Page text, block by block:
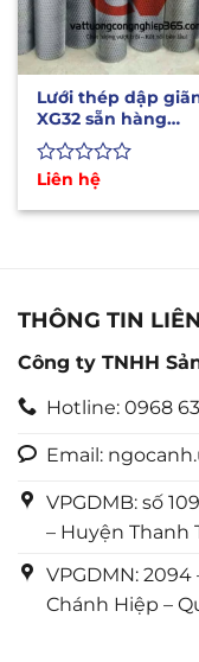
Lưới thép dập
XG32 sẵn hàng
1mx10m, 1m2x10m,
1m5x10m
Được
hạng
Liên hệ
THÔNG TIN
Công ty TNHH
Hotline: 0968
Email:
VPGDMB: số
– Huyện Thanh
VPGDMN: 2094
Chánh Hiệp –